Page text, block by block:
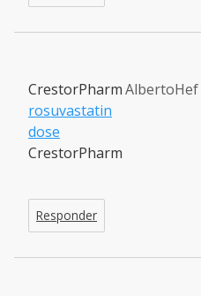
AlbertoHef
CrestorPharm
rosuvastatin
dose
CrestorPharm
Responder